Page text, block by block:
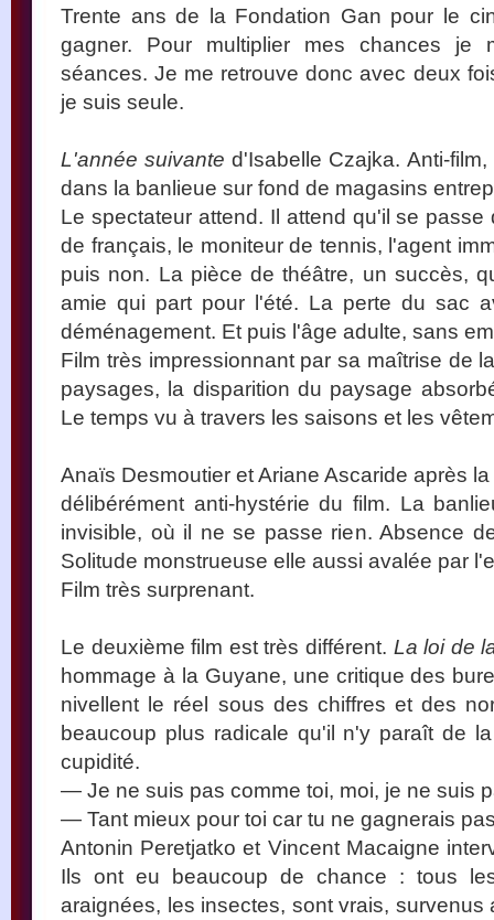
Trente ans de la Fondation Gan pour le
gagner. Pour multiplier mes chances je
séances. Je me retrouve donc avec deux
je suis seule.
L'année suivante d'Isabelle Czajka. Anti-
dans la banlieue sur fond de magasins
Le spectateur attend. Il attend qu'il se
de français, le moniteur de tennis, l'agent
puis non. La pièce de théâtre, un succès,
amie qui part pour l'été. La perte du sac
déménagement. Et puis l'âge adulte, sans
Film très impressionnant par sa maîtrise de
paysages, la disparition du paysage
Le temps vu à travers les saisons et les
Anaïs Desmoutier et Ariane Ascaride après
délibérément anti-hystérie du film. La
invisible, où il ne se passe rien. Absence
Solitude monstrueuse elle aussi avalée par
Film très surprenant.
Le deuxième film est très différent. La loi de
hommage à la Guyane, une critique des
nivellent le réel sous des chiffres et des
beaucoup plus radicale qu'il n'y paraît de
cupidité.
— Je ne suis pas comme toi, moi, je ne suis
— Tant mieux pour toi car tu ne gagnerais
Antonin Peretjatko et Vincent Macaigne
Ils ont eu beaucoup de chance : tous
araignées, les insectes, sont vrais,